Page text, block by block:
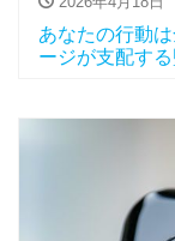
あなたの行動
ージが支配す